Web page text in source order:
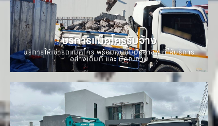
บริการแม็คโครรับจ้าง
บริการให้เช่ารถแมคโคร พร้อมคนขับมืออาชีพ ที่ให้บริการ
อย่างเต็มที่ และ มีคุณภาพ